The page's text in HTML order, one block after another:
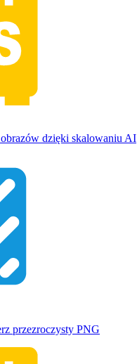
dzięki skalowaniu AI
przezroczysty PNG